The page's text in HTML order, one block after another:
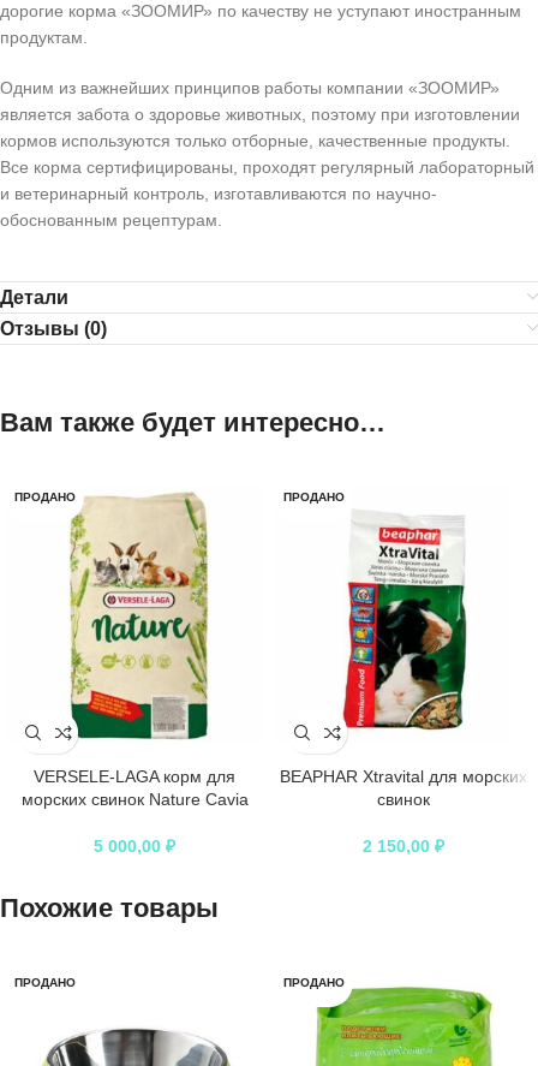
дорогие корма «ЗООМИР» по качеству не уступают иностранным
продуктам.
Одним из важнейших принципов работы компании «ЗООМИР»
является забота о здоровье животных, поэтому при изготовлении
кормов используются только отборные, качественные продукты.
Все корма сертифицированы, проходят регулярный лабораторный
и ветеринарный контроль, изготавливаются по научно-
обоснованным рецептурам.
Детали
Отзывы (0)
Вам также будет интересно…
ПРОДАНО
VERSELE-LAGA корм для
морских свинок Nature Cavia
5 000,00 ₽
ПРОДАНО
BEAPHAR Хtravital для морских
свинок
2 150,00 ₽
Похожие товары
ПРОДАНО ПРОДАНО